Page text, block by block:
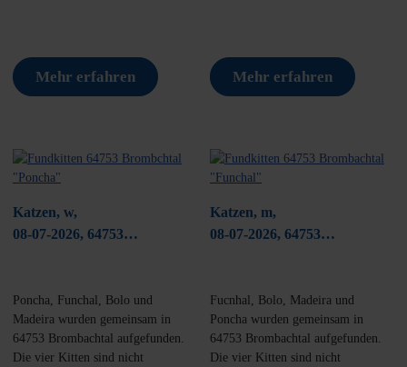
Mehr erfahren Mehr erfahren
Katzen, w,
08-07-2026, 64753
Poncha, Funchal, Bolo und
Madeira wurden gemeinsam in
64753 Brombachtal aufgefunden.
Die vier Kitten sind nicht
Katzen, m,
08-07-2026, 64753
Fucnhal, Bolo, Madeira und
Poncha wurden gemeinsam in
64753 Brombachtal aufgefunden.
Die vier Kitten sind nicht